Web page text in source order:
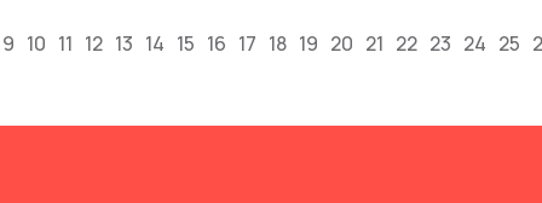
9 10 11 12 13 14 15 16 17 18 19 20 21 22 23 24 25